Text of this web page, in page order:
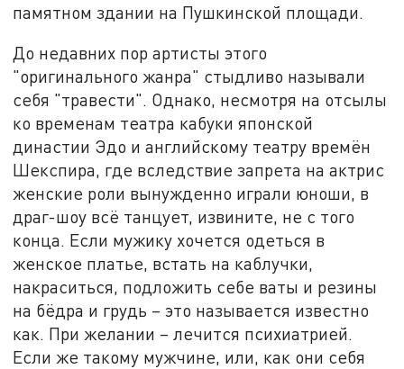
памятном здании на Пушкинской площади.
До недавних пор артисты этого
"оригинального жанра" стыдливо называли
себя "травести". Однако, несмотря на отсылы
ко временам театра кабуки японской
династии Эдо и английскому театру времён
Шекспира, где вследствие запрета на актрис
женские роли вынужденно играли юноши, в
драг-шоу всё танцует, извините, не с того
конца. Если мужику хочется одеться в
женское платье, встать на каблучки,
накраситься, подложить себе ваты и резины
на бёдра и грудь – это называется известно
как. При желании – лечится психиатрией.
Если же такому мужчине, или, как они себя